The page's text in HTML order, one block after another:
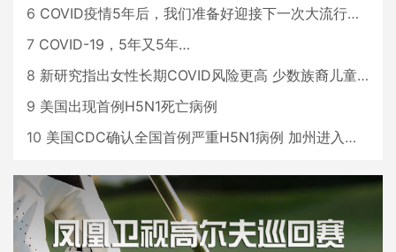
6 COVID疫情5年后，我们准备好迎接下一次大流行了吗？
7 COVID-19，5年又5年…
8 新研究指出女性长期COVID风险更高 少数族裔儿童存在差异
9 美国出现首例H5N1死亡病例
10 美国CDC确认全国首例严重H5N1病例 加州进入紧急状态